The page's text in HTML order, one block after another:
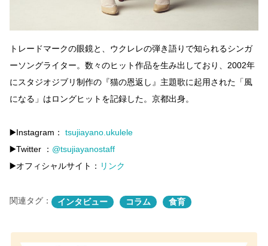
トレードマークの眼鏡と、ウクレレの弾き語りで知られるシンガ
ーソングライター。数々のヒット作品を生み出しており、2002年
にスタジオジブリ制作の『猫の恩返し』主題歌に起用された「風
になる」はロングヒットを記録した。京都出身。
▶️Instagram： tsujiayano.ukulele
▶️Twitter ： @tsujiayanostaff
▶️オフィシャルサイト： リンク
関連タグ： インタビュー コラム 食育